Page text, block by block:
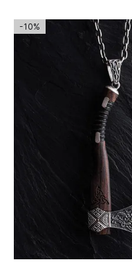
-10%